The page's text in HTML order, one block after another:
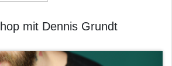
mit Dennis Grundt